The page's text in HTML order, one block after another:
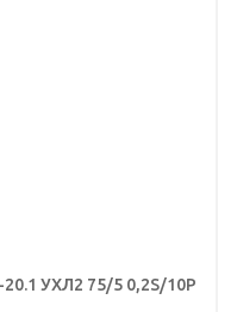
УХЛ2 75/5 0,2S/10Р